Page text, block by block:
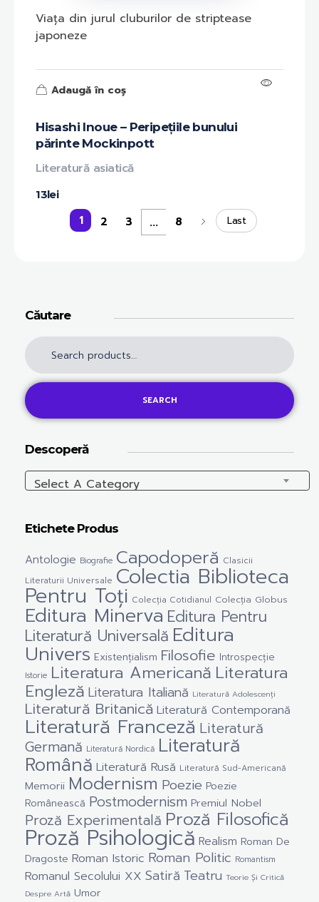
Hisashi Inoue – Peripețiile bunului
părinte Mockinpott
13lei
Literatură asiatică
Viața din jurul cluburilor de striptease
japoneze
Adaugă în coș
1 2 3 ... 8 Last
Căutare
SEARCH
Descoperă
Select A Category
Etichete Produs
Antologie Biografie Capodoperă Clasicii
Literaturii Universale Colectia Biblioteca
Pentru Toți Colecția Cotidianul Colecția Globus
Editura Minerva Editura Pentru
Literatură Universală Editura
Univers Existențialism Filosofie Introspecție
Istorie Literatura Americană Literatura
Engleză Literatura Italiană Literatură Adolescenți
Literatură Britanică Literatură Contemporană
Literatură Franceză Literatură
Germană Literatură Nordică Literatură
Română Literatură Rusă Literatură Sud-Americană
Memorii Modernism Poezie Poezie
Românească Postmodernism Premiul Nobel
Proză Experimentală Proză Filosofică
Proză Psihologică Realism Roman De
Dragoste Roman Istoric Roman Politic Romantism
Romanul Secolului XX Satiră Teatru Teorie Și Critică
Despre Artă Umor